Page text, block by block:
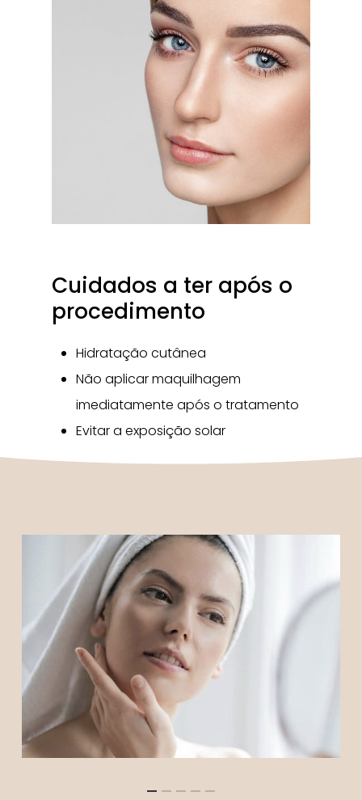
Cuidados a ter após o
procedimento
Hidratação cutânea
Não aplicar maquilhagem
imediatamente após o tratamento
Evitar a exposição solar